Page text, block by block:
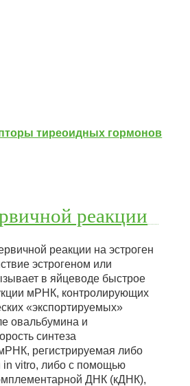
тиреоидных гормонов
реакции
реакции на эстроген
эстрогеном или
в яйцеводе быстрое
мРНК, контролирующих
«экспортируемых»
овальбумина и
синтеза
регистрируемая либо
in vitro, либо с помощью
ДНК (кДНК),